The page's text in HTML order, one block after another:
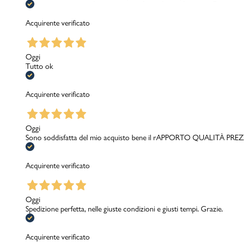
Acquirente verificato
Oggi
Tutto ok
Acquirente verificato
Oggi
Sono soddisfatta del mio acquisto bene il rAPPORTO QUALITÀ
Acquirente verificato
Oggi
Spedizione perfetta, nelle giuste condizioni e giusti tempi. Grazie.
Acquirente verificato